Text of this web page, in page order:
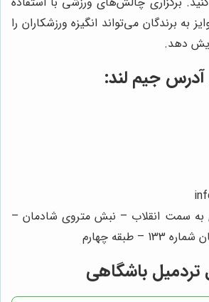
به برندگان می‌تواند انگیزه ورزشکاران را
دهد.
آدرس جیم لند:
به سمت انقلاب – نبش متروی شادمان –
طبقه چهارم
تردمیل باشگاهی